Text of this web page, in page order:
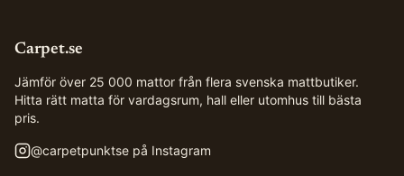
Carpet.se
Jämför över 25 000 mattor från flera svenska mattbutiker.
Hitta rätt matta för vardagsrum, hall eller utomhus till bästa
pris.
@carpetpunktse på Instagram